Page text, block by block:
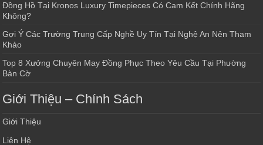
Đồng Hồ Tại Kronos Luxury Timepieces Có Cam Kết Chính Hãng
Không?
Gợi Ý Các Trường Trung Cấp Nghề Uy Tín Tại Nghệ An Nên Tham
Khảo
Top 8 Xưởng Chuyên May Đồng Phục Theo Yêu Cầu Tại Phường
Bàn Cờ
Giới Thiệu – Chính Sách
Giới Thiệu
Liên Hệ